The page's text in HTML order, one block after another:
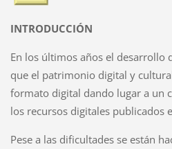
INTRODUCCIÓN
En los últimos años el desarrollo
que el patrimonio digital y
formato digital dando lugar a un
los recursos digitales publicados
Pese a las dificultades se están